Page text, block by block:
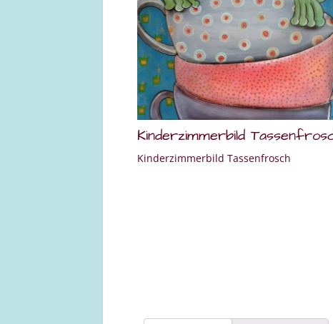
Kinderzimmerbild
Kinderzimmerbild Tassenfrosch